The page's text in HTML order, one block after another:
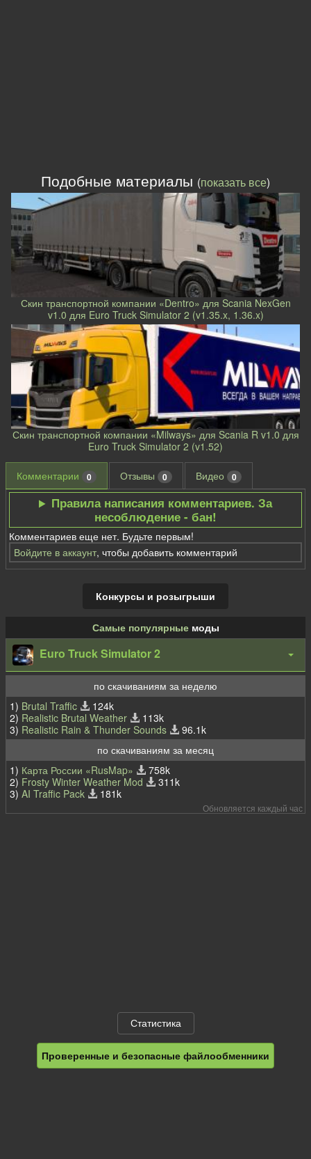
Подобные материалы (показать все)
Скин транспортной компании «Dentro» для Scania NexGen
v1.0 для Euro Truck Simulator 2 (v1.35.x, 1.36.x)
Скин транспортной компании «Milways» для Scania R v1.0 для
Euro Truck Simulator 2 (v1.52)
Комментарии 0 Отзывы 0 Видео 0
Правила написания комментариев. За
несоблюдение - бан!
Комментариев еще нет. Будьте первым!
Войдите в аккаунт, чтобы добавить комментарий
Конкурсы и розыгрыши
Самые популярныемоды
Euro Truck Simulator 2
по скачиваниям за неделю
1) Brutal Traffic
124k
2) Realistic Brutal Weather
113k
3) Realistic Rain & Thunder Sounds
96.1k
по скачиваниям за месяц
1) Карта России «RusMap»
758k
2) Frosty Winter Weather Mod
311k
3) AI Traffic Pack 181k
Обновляется каждый час
Статистика
Проверенные и безопасные файлообменники